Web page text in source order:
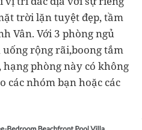
trời lặn tuyệt đẹp, tầm
Vân. Với 3 phòng ngủ
uống rộng rãi,boong tắm
phòng này có không
các nhóm bạn hoặc các